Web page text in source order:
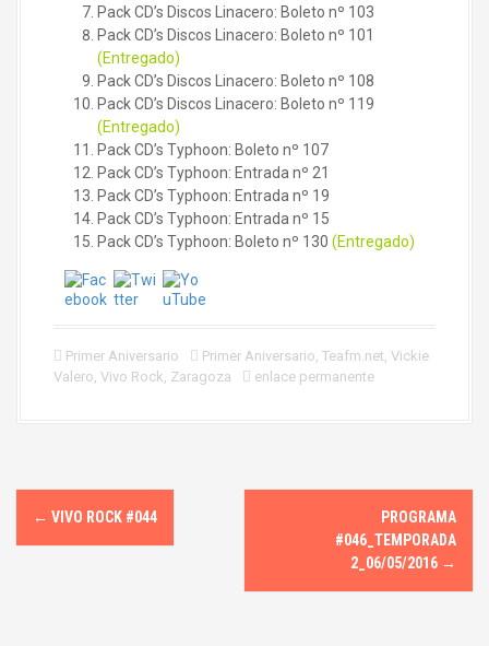
Pack CD’s Discos Linacero: Boleto nº 103
Pack CD’s Discos Linacero: Boleto nº 101
(Entregado)
Pack CD’s Discos Linacero: Boleto nº 108
Pack CD’s Discos Linacero: Boleto nº 119
(Entregado)
Pack CD’s Typhoon: Boleto nº 107
Pack CD’s Typhoon: Entrada nº 21
Pack CD’s Typhoon: Entrada nº 19
Pack CD’s Typhoon: Entrada nº 15
Pack CD’s Typhoon: Boleto nº 130 (Entregado)
Primer Aniversario Primer Aniversario, Teafm.net, Vickie
Valero, Vivo Rock, Zaragoza enlace permanente
N
a
← VIVO ROCK #044
PROGRAMA
#046_TEMPORADA
2_06/05/2016 →